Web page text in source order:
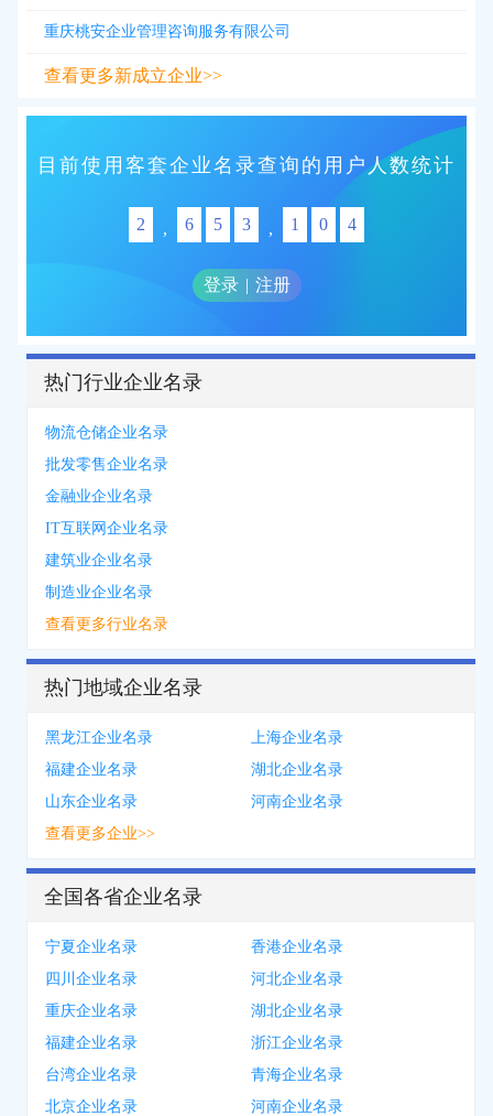
重庆桃安企业管理咨询服务有限公司
查看更多新成立企业>>
目前使用客套企业名录查询的用户人数统计
2 , 6 5 3 , 1 0 4
登录 | 注册
热门行业企业名录
物流仓储企业名录
批发零售企业名录
金融业企业名录
IT互联网企业名录
建筑业企业名录
制造业企业名录
查看更多行业名录
热门地域企业名录
黑龙江企业名录
上海企业名录
福建企业名录
湖北企业名录
山东企业名录
河南企业名录
查看更多企业>>
全国各省企业名录
宁夏企业名录
香港企业名录
四川企业名录
河北企业名录
重庆企业名录
湖北企业名录
福建企业名录
浙江企业名录
台湾企业名录
青海企业名录
北京企业名录
河南企业名录